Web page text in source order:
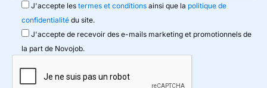
J'accepte les termes et conditions ainsi que la politique de
confidentialité du site.
J'accepte de recevoir des e-mails marketing et promotionnels de
la part de Novojob.